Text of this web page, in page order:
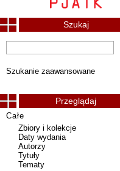
Szukaj
Szukanie zaawansowane
Przeglądaj
Całe
Zbiory i kolekcje
Daty wydania
Autorzy
Tytuły
Tematy